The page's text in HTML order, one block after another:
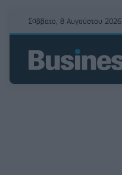
Σάββατο, 8 Αυγούστου 2026